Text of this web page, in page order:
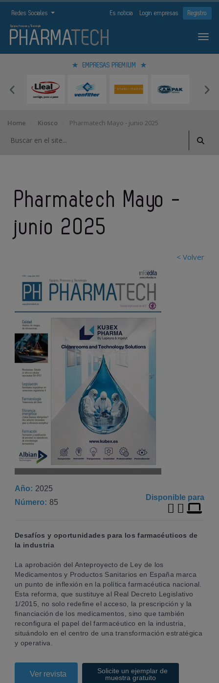
Redes Sociales Es noticia Login empresas Registro
EMPRESAS PREMIUM
Home Kiosco Pharmatech Mayo - junio 2025
Pharmatech Mayo -
junio 2025
< Volver
Año
2025
Número
85
Disponible para
Desafíos y oportunidades para los farmacéuticos de
la industria
La aprobación del Anteproyecto de Ley de los
Medicamentos y Productos Sanitarios en España marca
un punto de inflexión en la política farmacéutica nacional.
Esta reforma, que sustituye al Real Decreto Legislativo
1/2015, no solo redefine el acceso, la prescripción y la
financiación de los medicamentos, sino que también
reconfigura el papel del farmacéutico en la industria,
situándolo en el centro de una transformación estratégica
y operativa.
Ver revista
Solicite un ejemplar de
muestra gratuito